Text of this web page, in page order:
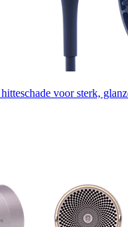
voor sterk,